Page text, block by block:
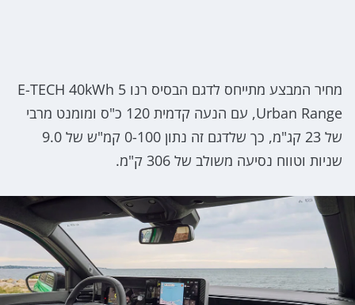
מחיר המבצע מתייחס לדגם הבסיס רנו 5 E-TECH 40kWh
Urban Range, עם הנעה קדמית 120 כ"ס ומומנט מרבי
של 23 קג"מ, כך שלדגם זה נתון 0-100 קמ"ש של 9.0
שניות וטווח נסיעה משולב של 306 ק"מ.